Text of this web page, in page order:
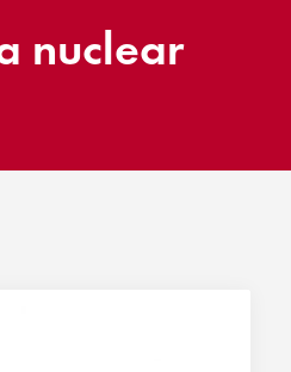
nuclear